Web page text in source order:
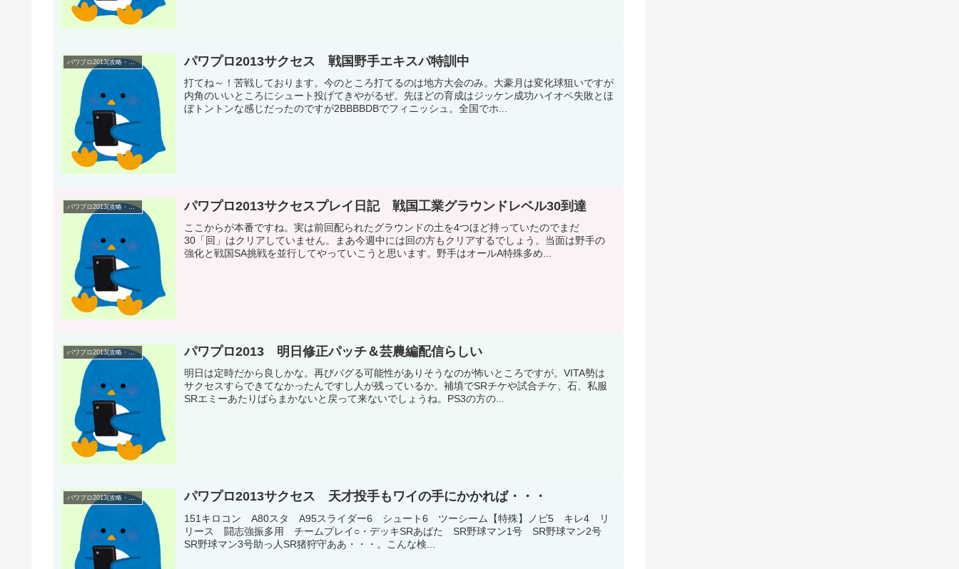
パワプロ2013(攻略・プレイ日記) パワプロ2013サクセス 戦国野手エキスパ特訓中
打てね～！苦戦しております。今のところ打てるのは地方大会のみ。大豪月は変化球狙いですが
内角のいいところにシュート投げてきやがるぜ。先ほどの育成はジッケン成功ハイオペ失敗とほ
ぼトントンな感じだったのですが2BBBBDBでフィニッシュ。全国でホ...
パワプロ2013(攻略・プレイ日記) パワプロ2013サクセスプレイ日記 戦国工業グラウンドレベル30到達
ここからが本番ですね。実は前回配られたグラウンドの土を4つほど持っていたのでまだ
30「回」はクリアしていません。まあ今週中には回の方もクリアするでしょう。当面は野手の
強化と戦国SA挑戦を並行してやっていこうと思います。野手はオールA特殊多め...
パワプロ2013(攻略・プレイ日記) パワプロ2013 明日修正パッチ＆芸農編配信らしい
明日は定時だから良しかな。再びバグる可能性がありそうなのが怖いところですが。VITA勢は
サクセスすらできてなかったんですし人が残っているか。補填でSRチケや試合チケ、石、私服
SRエミーあたりばらまかないと戻って来ないでしょうね。PS3の方の...
パワプロ2013(攻略・プレイ日記) パワプロ2013サクセス 天才投手もワイの手にかかれば・・・
151キロコン A80スタ A95スライダー6 シュート6 ツーシーム【特殊】ノビ5 キレ4 リ
リース 闘志強振多用 チームプレイ○・デッキSRあばた SR野球マン1号 SR野球マン2号
SR野球マン3号助っ人SR猪狩守ああ・・・。こんな検...